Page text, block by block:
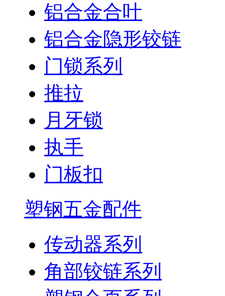
铝合金合叶
铝合金隐形铰链
门锁系列
推拉
月牙锁
执手
门板扣
塑钢五金配件
传动器系列
角部铰链系列